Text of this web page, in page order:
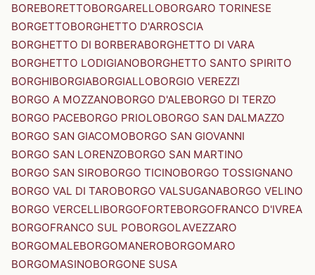
BOREBORETTOBORGARELLOBORGARO TORINESE
BORGETTOBORGHETTO D'ARROSCIA
BORGHETTO DI BORBERABORGHETTO DI VARA
BORGHETTO LODIGIANOBORGHETTO SANTO SPIRITO
BORGHIBORGIABORGIALLOBORGIO VEREZZI
BORGO A MOZZANOBORGO D'ALEBORGO DI TERZO
BORGO PACEBORGO PRIOLOBORGO SAN DALMAZZO
BORGO SAN GIACOMOBORGO SAN GIOVANNI
BORGO SAN LORENZOBORGO SAN MARTINO
BORGO SAN SIROBORGO TICINOBORGO TOSSIGNANO
BORGO VAL DI TAROBORGO VALSUGANABORGO VELINO
BORGO VERCELLIBORGOFORTEBORGOFRANCO D'IVREA
BORGOFRANCO SUL POBORGOLAVEZZARO
BORGOMALEBORGOMANEROBORGOMARO
BORGOMASINOBORGONE SUSA